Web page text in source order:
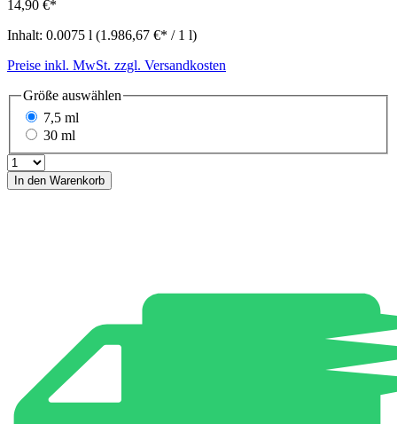
14,90 €*
Inhalt: 0.0075 l (1.986,67 €* / 1 l)
Preise inkl. MwSt. zzgl. Versandkosten
Größe auswählen
7,5 ml
30 ml
In den Warenkorb